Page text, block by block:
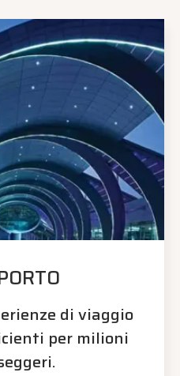
di viaggio
per milioni